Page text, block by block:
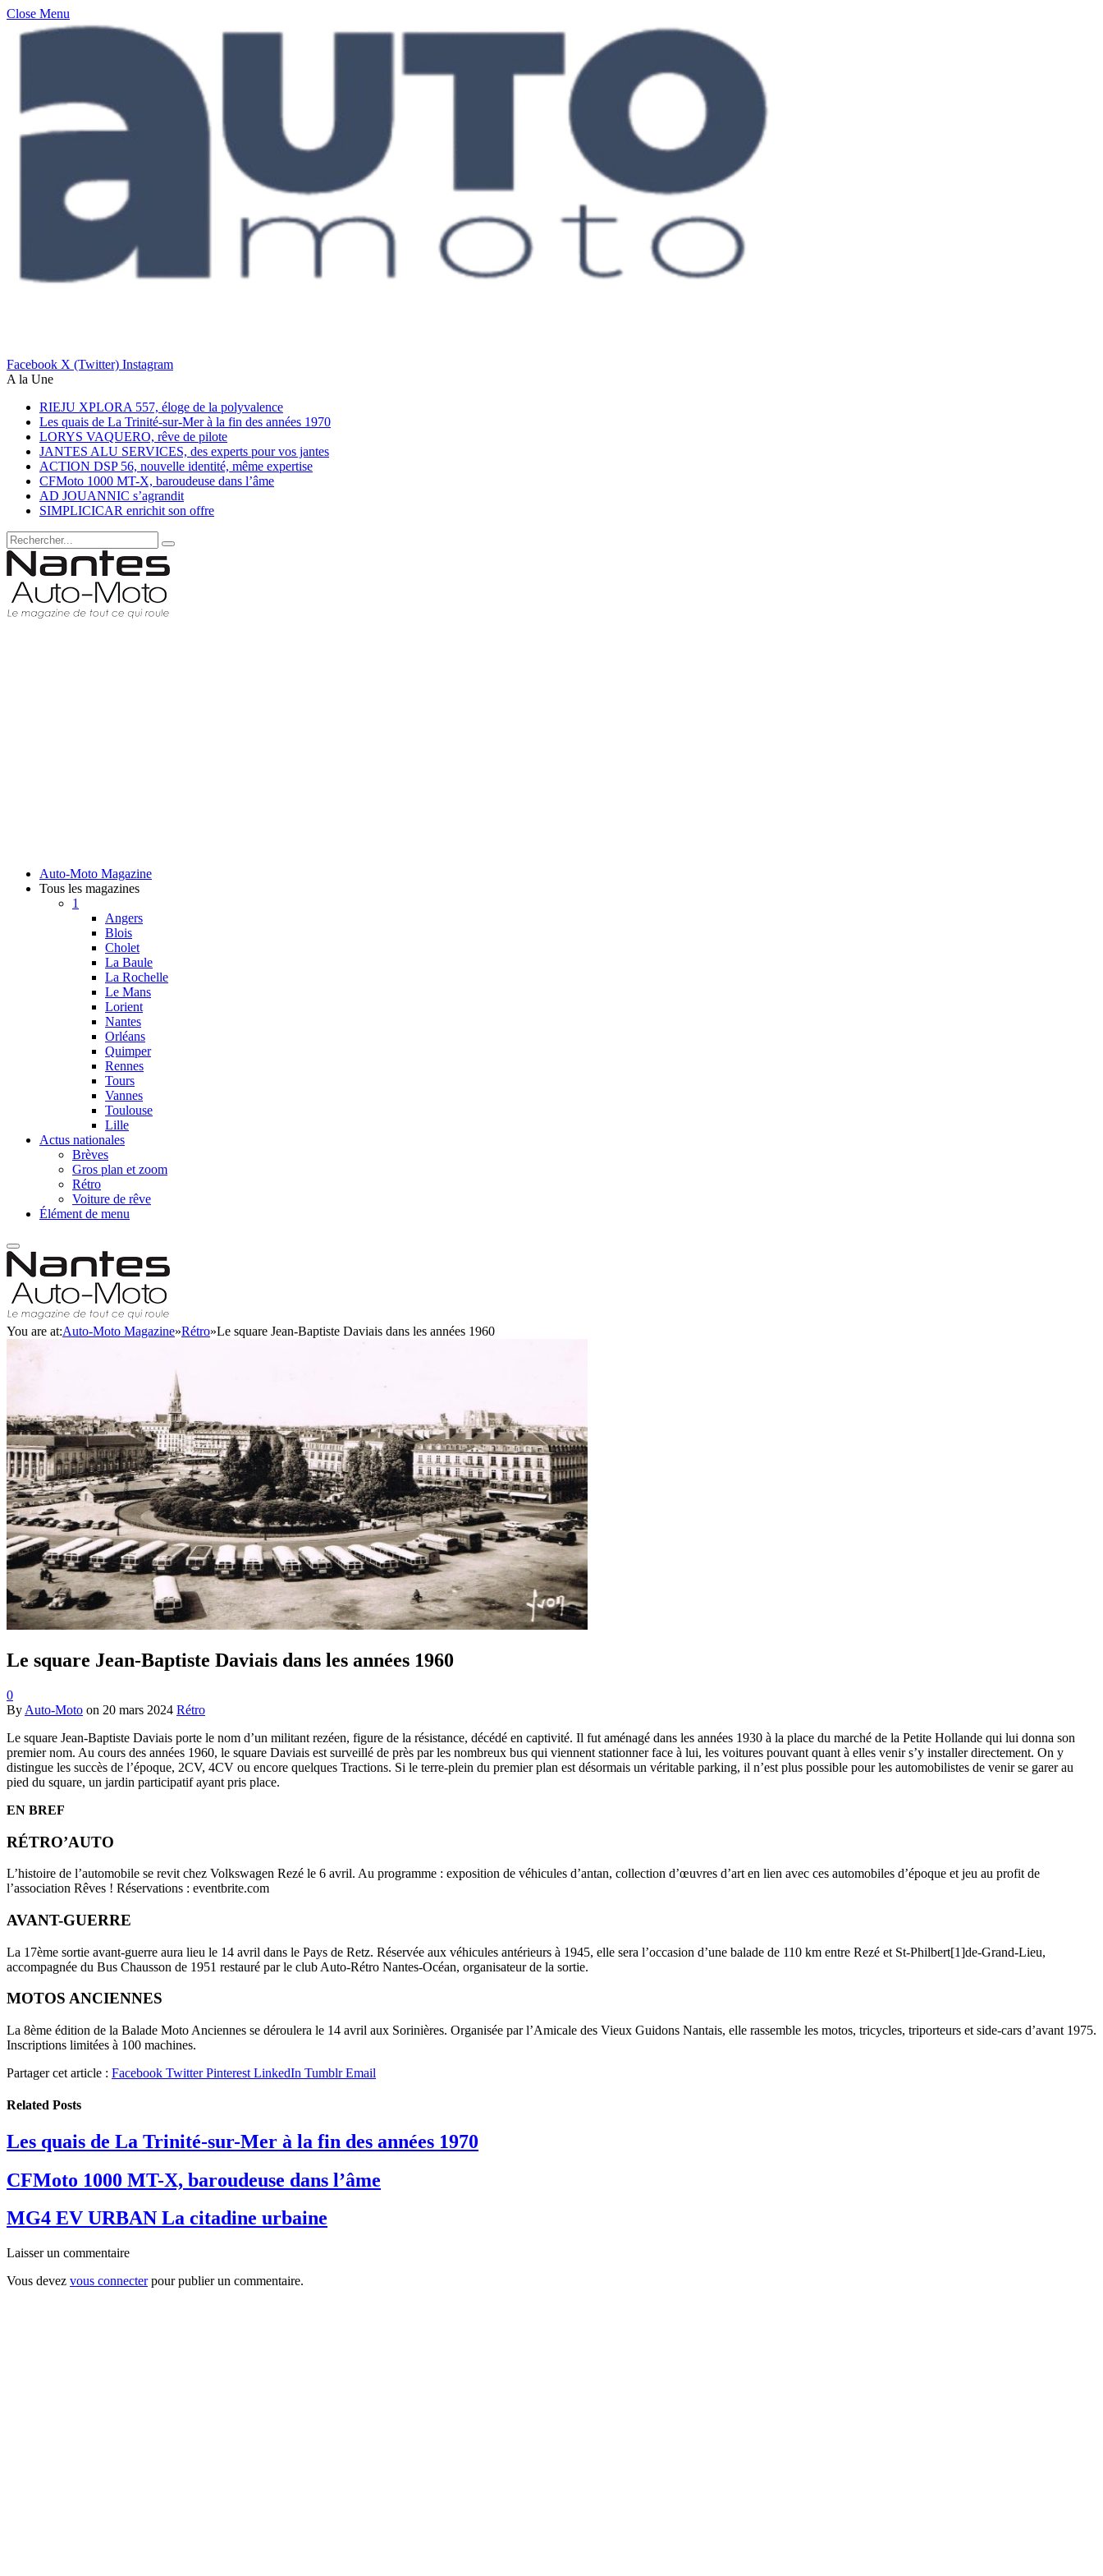
Close Menu
Facebook X (Twitter) Instagram
A la Une
RIEJU XPLORA 557, éloge de la polyvalence
Les quais de La Trinité-sur-Mer à la fin des années 1970
LORYS VAQUERO, rêve de pilote
JANTES ALU SERVICES, des experts pour vos jantes
ACTION DSP 56, nouvelle identité, même expertise
CFMoto 1000 MT-X, baroudeuse dans l’âme
AD JOUANNIC s’agrandit
SIMPLICICAR enrichit son offre
Auto-Moto Magazine
Tous les magazines
1
Angers
Blois
Cholet
La Baule
La Rochelle
Le Mans
Lorient
Nantes
Orléans
Quimper
Rennes
Tours
Vannes
Toulouse
Lille
Actus nationales
Brèves
Gros plan et zoom
Rétro
Voiture de rêve
Élément de menu
You are at:Auto-Moto Magazine»Rétro»Le square Jean-Baptiste Daviais dans les années 1960
Le square Jean-Baptiste Daviais dans les années 1960
0
By Auto-Moto on 20 mars 2024 Rétro
Le square Jean-Baptiste Daviais porte le nom d’un militant rezéen, figure de la résistance, décédé en captivité. Il fut aménagé dans les années 1930 à la place du marché de la Petite Hollande qui lui donna son
premier nom. Au cours des années 1960, le square Daviais est surveillé de près par les nombreux bus qui viennent stationner face à lui, les voitures pouvant quant à elles venir s’y installer directement. On y
distingue les succès de l’époque, 2CV, 4CV ou encore quelques Tractions. Si le terre-plein du premier plan est désormais un véritable parking, il n’est plus possible pour les automobilistes de venir se garer au
pied du square, un jardin participatif ayant pris place.
EN BREF
RÉTRO’AUTO
L’histoire de l’automobile se revit chez Volkswagen Rezé le 6 avril. Au programme : exposition de véhicules d’antan, collection d’œuvres d’art en lien avec ces automobiles d’époque et jeu au profit de
l’association Rêves ! Réservations : eventbrite.com
AVANT-GUERRE
La 17ème sortie avant-guerre aura lieu le 14 avril dans le Pays de Retz. Réservée aux véhicules antérieurs à 1945, elle sera l’occasion d’une balade de 110 km entre Rezé et St-Philbert[1]de-Grand-Lieu,
accompagnée du Bus Chausson de 1951 restauré par le club Auto-Rétro Nantes-Océan, organisateur de la sortie.
MOTOS ANCIENNES
La 8ème édition de la Balade Moto Anciennes se déroulera le 14 avril aux Sorinières. Organisée par l’Amicale des Vieux Guidons Nantais, elle rassemble les motos, tricycles, triporteurs et side-cars d’avant 1975.
Inscriptions limitées à 100 machines.
Partager cet article : Facebook Twitter Pinterest LinkedIn Tumblr Email
Related Posts
Les quais de La Trinité-sur-Mer à la fin des années 1970
CFMoto 1000 MT-X, baroudeuse dans l’âme
MG4 EV URBAN La citadine urbaine
Laisser un commentaire
Vous devez vous connecterpour publier un commentaire.